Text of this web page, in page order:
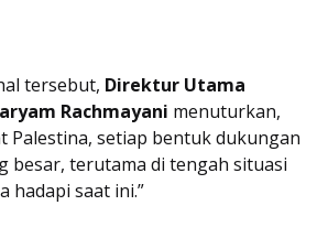
tersebut, Direktur Utama
Rachmayani menuturkan,
Palestina, setiap bentuk dukungan
besar, terutama di tengah situasi
hadapi saat ini.”